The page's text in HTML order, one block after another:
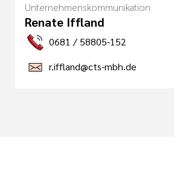
Unternehmenskommunikation
Renate Iffland
0681 / 58805-152
r.iffland@cts-mbh.de